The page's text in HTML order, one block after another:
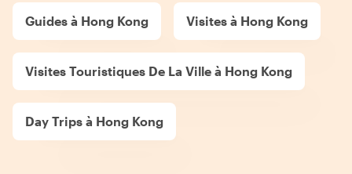
Guides à Hong Kong Visites à Hong Kong
Visites Touristiques De La Ville à Hong Kong
Day Trips à Hong Kong